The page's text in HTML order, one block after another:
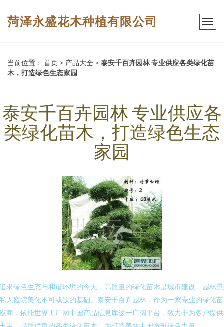
菏泽永盛花木种植有限公司
当前位置： 首页 > 产品大全 > 泰安千百卉园林 专业供应各类绿化苗
木，打造绿色生态家园
泰安千百卉园林 专业供应各
类绿化苗木，打造绿色生态
家园
求绿色生态与和谐环境的今天，高质量的绿化苗木是城市建设、园林
人庭院美化不可或缺的基础。泰安千百卉园林，作为一家专业的绿化
商，依托世界工厂网中国产品信息库这一广阔平台，致力于为客户提